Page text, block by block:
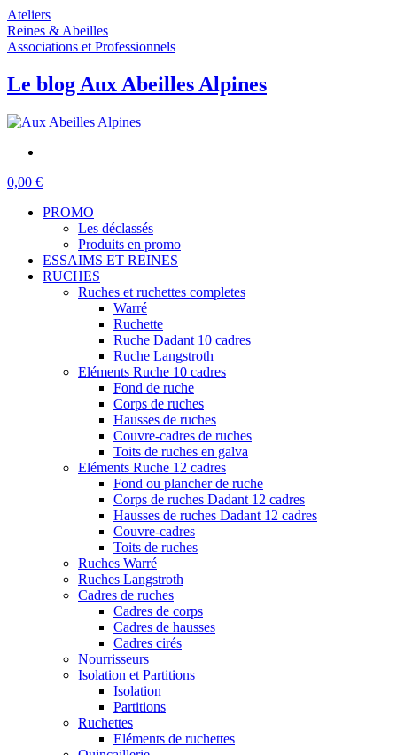
Ateliers
Reines & Abeilles
Associations et Professionnels
Le blog Aux Abeilles Alpines
0,00 €
PROMO
Les déclassés
Produits en promo
ESSAIMS ET REINES
RUCHES
Ruches et ruchettes completes
Warré
Ruchette
Ruche Dadant 10 cadres
Ruche Langstroth
Eléments Ruche 10 cadres
Fond de ruche
Corps de ruches
Hausses de ruches
Couvre-cadres de ruches
Toits de ruches en galva
Eléments Ruche 12 cadres
Fond ou plancher de ruche
Corps de ruches Dadant 12 cadres
Hausses de ruches Dadant 12 cadres
Couvre-cadres
Toits de ruches
Ruches Warré
Ruches Langstroth
Cadres de ruches
Cadres de corps
Cadres de hausses
Cadres cirés
Nourrisseurs
Isolation et Partitions
Isolation
Partitions
Ruchettes
Eléments de ruchettes